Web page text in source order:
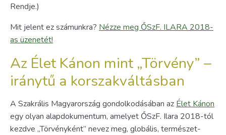
Rendje.)
Mit jelent ez számunkra? Nézze meg ŐSzF. ILARA 2018-
as üzenetét!
Az Élet Kánon mint „Törvény” –
iránytű a korszakváltásban
A Szakrális Magyarország gondolkodásában az Élet Kánon
egy olyan alapdokumentum, amelyet ŐSzF. Ilara 2018-tól
kezdve „Törvényként” nevez meg, globális, természet-